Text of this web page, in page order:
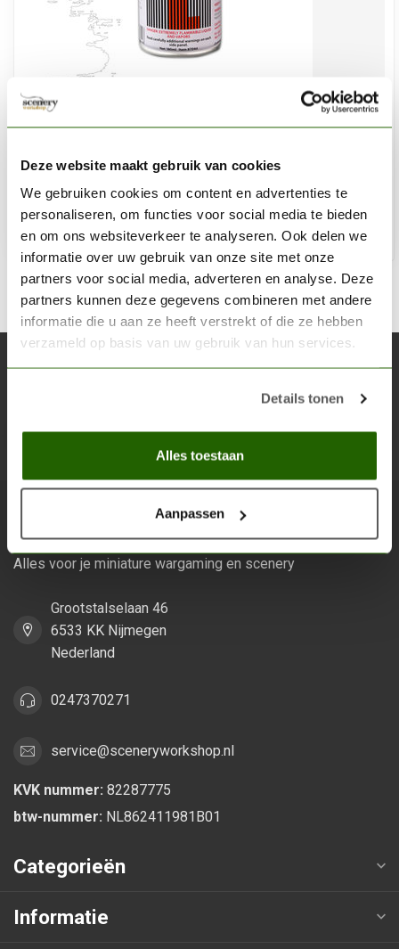
Deze website maakt gebruik van cookies
We gebruiken cookies om content en advertenties te
personaliseren, om functies voor social media te bieden
en om ons websiteverkeer te analyseren. Ook delen we
informatie over uw gebruik van onze site met onze
partners voor social media, adverteren en analyse. Deze
partners kunnen deze gegevens combineren met andere
informatie die u aan ze heeft verstrekt of die ze hebben
verzameld op basis van uw gebruik van hun services.
Details tonen
Alles toestaan
Aanpassen
TAMIYA
Fine Surface Primer L - White - 180ml - 87044
€12,49
Op voorraad
Abonneer je op onze nieuwsbrief
Blijf op de hoogte over onze laatste acties
Scenery Workshop BV
Alles voor je miniature wargaming en scenery
Grootstalselaan 46
6533 KK Nijmegen
Nederland
0247370271
service@sceneryworkshop.nl
KVK nummer: 82287775
btw-nummer: NL862411981B01
Categorieën
Informatie